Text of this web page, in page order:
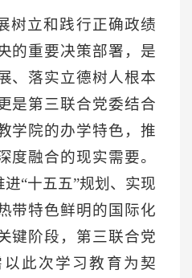
树立和践行正确政绩
的重要决策部署，是
、落实立德树人根本
是第三联合党委结合
学院的办学特色，推
度融合的现实需要。
“十五五”规划、实现
带特色鲜明的国际化
键阶段，第三联合党
此次学习教育为契